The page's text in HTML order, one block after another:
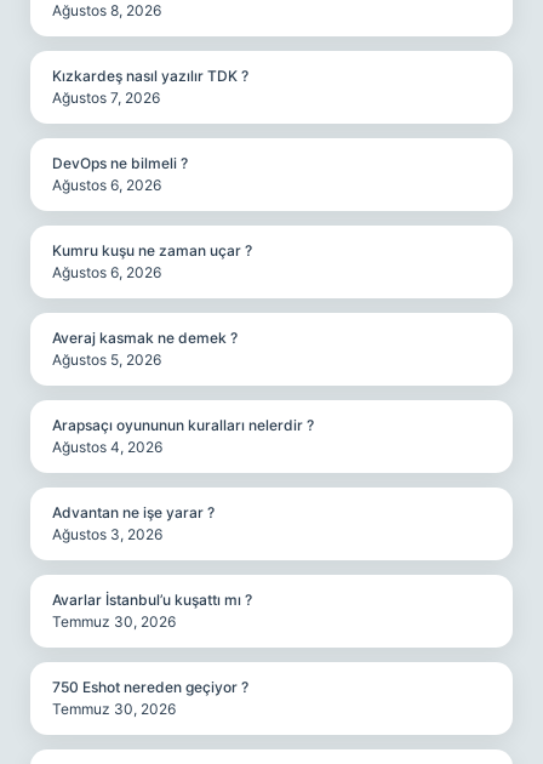
Ağustos 8, 2026
Kızkardeş nasıl yazılır TDK ?
Ağustos 7, 2026
DevOps ne bilmeli ?
Ağustos 6, 2026
Kumru kuşu ne zaman uçar ?
Ağustos 6, 2026
Averaj kasmak ne demek ?
Ağustos 5, 2026
Arapsaçı oyununun kuralları nelerdir ?
Ağustos 4, 2026
Advantan ne işe yarar ?
Ağustos 3, 2026
Avarlar İstanbul’u kuşattı mı ?
Temmuz 30, 2026
750 Eshot nereden geçiyor ?
Temmuz 30, 2026